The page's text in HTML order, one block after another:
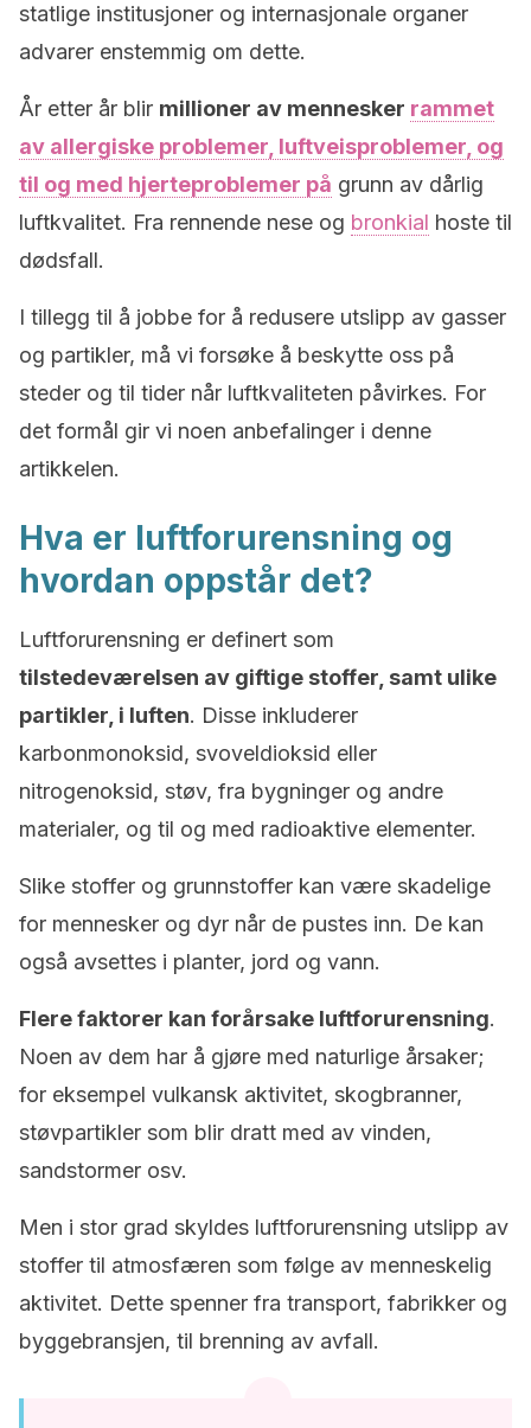
statlige institusjoner og internasjonale organer
advarer enstemmig om dette.
År etter år blir millioner av mennesker rammet
av allergiske problemer, luftveisproblemer, og
til og med hjerteproblemer på grunn av dårlig
luftkvalitet. Fra rennende nese og bronkial hoste til
dødsfall.
I tillegg til å jobbe for å redusere utslipp av gasser
og partikler, må vi forsøke å beskytte oss på
steder og til tider når luftkvaliteten påvirkes. For
det formål gir vi noen anbefalinger i denne
artikkelen.
Hva er luftforurensning og
hvordan oppstår det?
Luftforurensning er definert som
tilstedeværelsen av giftige stoffer, samt ulike
partikler, i luften. Disse inkluderer
karbonmonoksid, svoveldioksid eller
nitrogenoksid, støv, fra bygninger og andre
materialer, og til og med radioaktive elementer.
Slike stoffer og grunnstoffer kan være skadelige
for mennesker og dyr når de pustes inn. De kan
også avsettes i planter, jord og vann.
Flere faktorer kan forårsake luftforurensning.
Noen av dem har å gjøre med naturlige årsaker;
for eksempel vulkansk aktivitet, skogbranner,
støvpartikler som blir dratt med av vinden,
sandstormer osv.
Men i stor grad skyldes luftforurensning utslipp av
stoffer til atmosfæren som følge av menneskelig
aktivitet. Dette spenner fra transport, fabrikker og
byggebransjen, til brenning av avfall.